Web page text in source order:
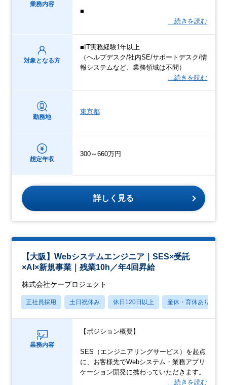
業務内容
■
…続きを読む
対象となる方
■IT実務経験1年以上
（ヘルプデスク/社内SE/サポートデスク/情
報システムなど、業務領域は不問）
…続きを読む
勤務地
東京都
想定年収
300～660万円
詳しく見る
【大阪】Webシステムエンジニア｜SES×受託
×AI×新規事業｜残業10h／年4回昇給
株式会社ケープロジェクト
正社員採用 土日祝休み 休日120日以上 産休・育休あり
業務内容
【ポジション概要】
SES（エンジニアリングサービス）を起点
に、お客様先でWebシステム・業務アプリ
ケーション開発に携わっていただきます。
…続きを読む